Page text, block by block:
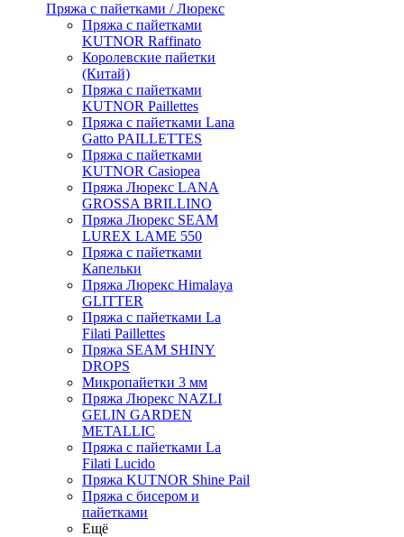
Пряжа с пайетками / Люрекс
Пряжа с пайетками
KUTNOR Raffinato
Королевские пайетки
(Китай)
Пряжа с пайетками
KUTNOR Paillettes
Пряжа с пайетками Lana
Gatto PAILLETTES
Пряжа с пайетками
KUTNOR Casiopea
Пряжа Люрекс LANA
GROSSA BRILLINO
Пряжа Люрекс SEAM
LUREX LAME 550
Пряжа с пайетками
Капельки
Пряжа Люрекс Himalaya
GLITTER
Пряжа с пайетками La
Filati Paillettes
Пряжа SEAM SHINY
DROPS
Микропайетки 3 мм
Пряжа Люрекс NAZLI
GELIN GARDEN
METALLIC
Пряжа с пайетками La
Filati Lucido
Пряжа KUTNOR Shine Pail
Пряжа с бисером и
пайетками
Ещё